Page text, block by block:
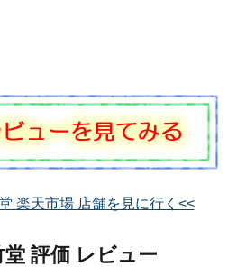
楽天市場 店舗を見に行く<<
評価 レビュー